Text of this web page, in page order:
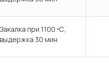
Закалка при 1100 ºС,
выдержка 30 мин